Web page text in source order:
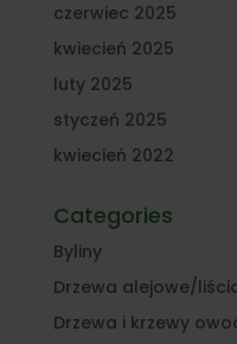
czerwiec 2025
kwiecień 2025
luty 2025
styczeń 2025
kwiecień 2022
Categories
Byliny
Drzewa alejowe/
Drzewa i krzewy